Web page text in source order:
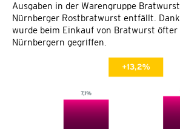
Ausgaben in der Warengruppe
Nürnberger Rostbratwurst entfällt.
wurde beim Einkauf von Bratwurst öfter
Nürnbergern gegriffen.